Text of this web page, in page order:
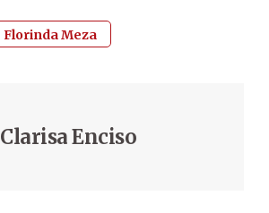
Florinda Meza
Clarisa Enciso